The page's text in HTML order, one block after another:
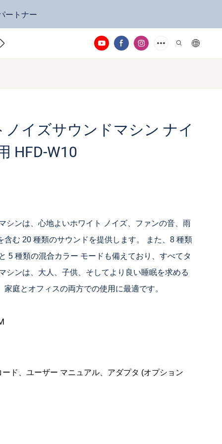
ートナー
ノイズサウンドマシン ナイ
HFD-W10
シンは、心地よいホワイト ノイズ、ファンの音、雨
含む 20 種類のサウンドを提供します。 また、8 種類
5 種類の混合カラー モードも備えており、すべてタ
シンは、大人、子供、そしてより良い睡眠を求める
庭とオフィスの両方での使用に最適です。
ド、ユーザー マニュアル、アダプタ (オプション